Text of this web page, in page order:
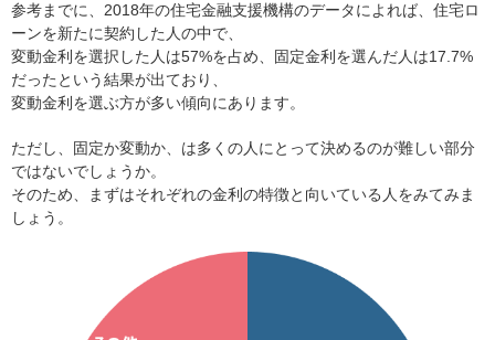
参考までに、2018年の住宅金融支援機構のデータによれば、住宅ロ
ーンを新たに契約した人の中で、
変動金利を選択した人は57%を占め、固定金利を選んだ人は17.7%
だったという結果が出ており、
変動金利を選ぶ方が多い傾向にあります。
ただし、固定か変動か、は多くの人にとって決めるのが難しい部分
ではないでしょうか。
そのため、まずはそれぞれの金利の特徴と向いている人をみてみま
しょう。